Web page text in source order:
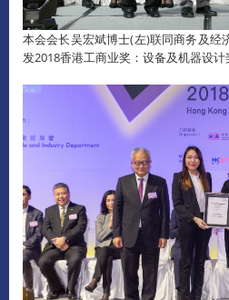
本会会长吴宏斌博士(左)联同商务及经
发2018香港工商业奖：设备及机器设计